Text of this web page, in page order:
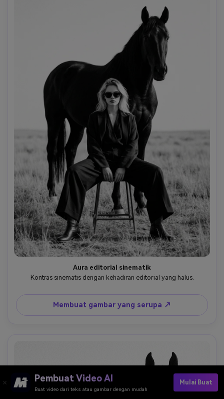
Aura editorial sinematik
Kontras sinematis dengan kehadiran editorial yang halus.
Membuat gambar yang serupa ↗
Pembuat Video AI
Buat video dari teks atau gambar dengan mudah
Mulai Buat